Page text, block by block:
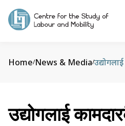
Home/News & Media/
उद्योगलाई